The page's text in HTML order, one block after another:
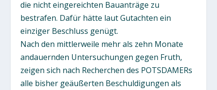
die nicht eingereichten Bauanträge zu
bestrafen. Dafür hätte laut Gutachten ein
einziger Beschluss genügt.
Nach den mittlerweile mehr als zehn Monate
andauernden Untersuchungen gegen Fruth,
zeigen sich nach Recherchen des POTSDAMERs
alle bisher geäußerten Beschuldigungen als